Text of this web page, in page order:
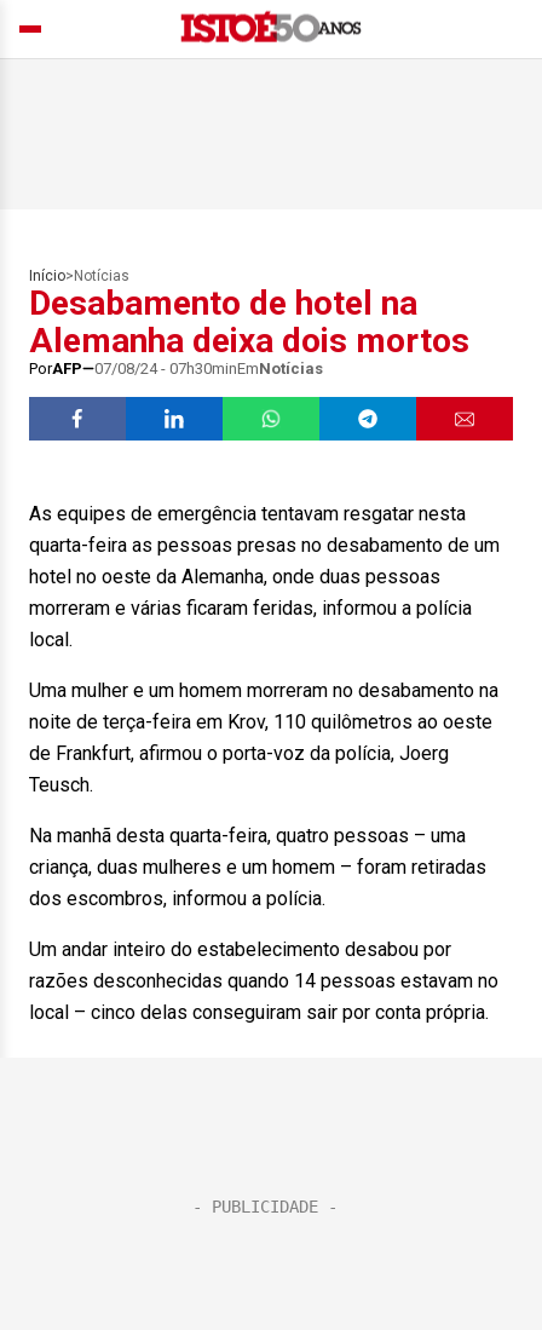
Início> Notícias
Desabamento de hotel na
Alemanha deixa dois mortos
PorAFP 07/08/24 - 07h30minEmNotícias
As equipes de emergência tentavam resgatar nesta
quarta-feira as pessoas presas no desabamento de um
hotel no oeste da Alemanha, onde duas pessoas
morreram e várias ficaram feridas, informou a polícia
local.
Uma mulher e um homem morreram no desabamento na
noite de terça-feira em Krov, 110 quilômetros ao oeste
de Frankfurt, afirmou o porta-voz da polícia, Joerg
Teusch.
Na manhã desta quarta-feira, quatro pessoas – uma
criança, duas mulheres e um homem – foram retiradas
dos escombros, informou a polícia.
Um andar inteiro do estabelecimento desabou por
razões desconhecidas quando 14 pessoas estavam no
local – cinco delas conseguiram sair por conta própria.